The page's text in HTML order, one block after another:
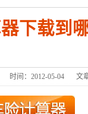
下载到
时间：2012-05-04 文